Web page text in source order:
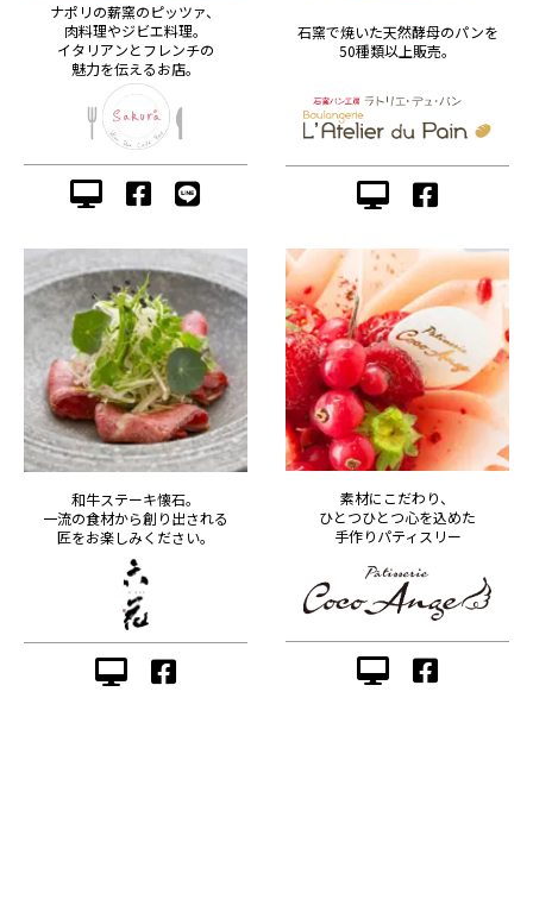
ナポリの薪窯のピッツァ、
肉料理やジビエ料理。
イタリアンとフレンチの
魅力を伝えるお店。
石窯で焼いた天然酵母のパンを
50種類以上販売。
和牛ステーキ懐石。
一流の食材から創り出される
匠をお楽しみください。
素材にこだわり、
ひとつひとつ心を込めた
手作りパティスリー